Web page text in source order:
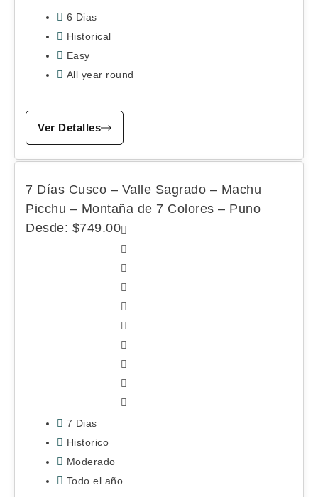
6 Dias
Historical
Easy
All year round
Ver Detalles
7 Días Cusco – Valle Sagrado – Machu
Picchu – Montaña de 7 Colores – Puno
Desde: $749.00
7 Dias
Historico
Moderado
Todo el año